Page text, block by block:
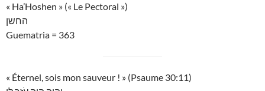
« Ha’Hoshen » (« Le Pectoral »)
החשן
Guematria = 363
« Éternel, sois mon sauveur ! » (Psaume 30:11)